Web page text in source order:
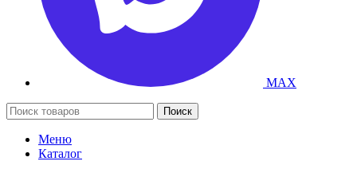
MAX
Поиск
Меню
Каталог